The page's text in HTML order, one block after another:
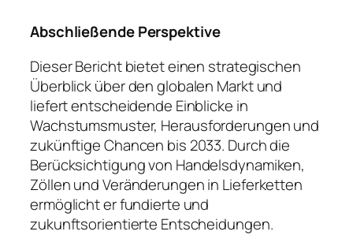
Abschließende Perspektive
Dieser Bericht bietet einen strategischen
Überblick über den globalen Markt und
liefert entscheidende Einblicke in
Wachstumsmuster, Herausforderungen und
zukünftige Chancen bis 2033. Durch die
Berücksichtigung von Handelsdynamiken,
Zöllen und Veränderungen in Lieferketten
ermöglicht er fundierte und
zukunftsorientierte Entscheidungen.